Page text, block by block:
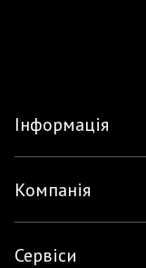
Інформація
Компанія
Сервіси